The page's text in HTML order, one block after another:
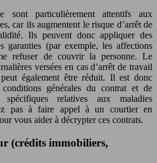
sont particulièrement attentifs aux
car ils augmentent le risque d’arrêt de
Ils peuvent donc appliquer des
garanties (par exemple, les affections
refuser de couvrir la personne. Le
versées en cas d’arrêt de travail
également être réduit. Il est donc
générales du contrat et de
spécifiques relatives aux maladies
pas à faire appel à un courtier en
vous aider à décrypter ces contrats.
(crédits immobiliers,